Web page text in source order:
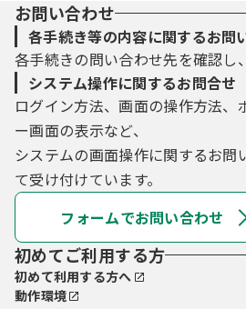
お問い合わせ
各手続き等の内容に関するお問
各手続きの問い合わせ先を確認し
システム操作に関するお問合せ
ログイン方法、画面の操作方法、
ー画面の表示など、
システムの画面操作に関するお問
て受け付けています。
フォームでお問い合わせ
初めてご利用する方
初めて利用する方へ
動作環境